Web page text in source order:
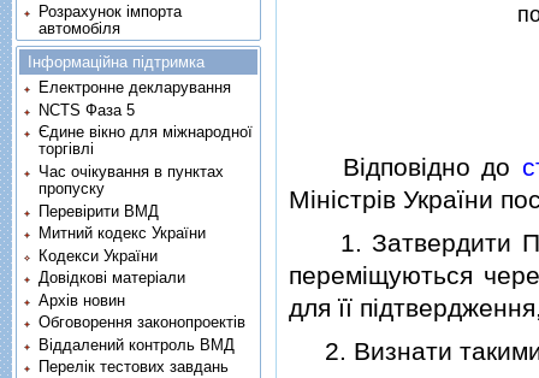
Вiдповiдно до
Мiнiстрiв України
1. Затвердити
перемiщуються
для її
2. Визнати
Розрахунок імпорта
автомобіля
Інформаційна підтримка
Електронне декларування
NCTS Фаза 5
Єдине вікно для міжнародної
торгівлі
Час очікування в пунктах
пропуску
Перевірити ВМД
Митний кодекс України
Кодекси України
Довідкові матеріали
Архів новин
Обговорення законопроектів
Віддалений контроль ВМД
Перелік тестових завдань